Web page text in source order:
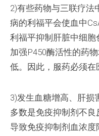
2)有些药物与三联疗法
病的利福平会使血中
利福平抑制肝脏中细
加强P450酶活性的药
低。因此，服药必须在
3)发生血糖增高、肝损
多数是免疫抑制剂不
导致免疫抑制剂血浓